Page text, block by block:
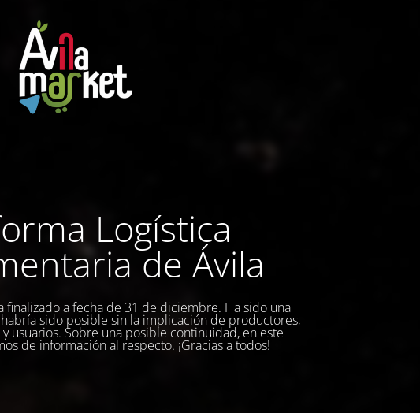
Logística
de Ávila
finalizado a fecha de 31 de diciembre. Ha sido una
sido posible sin la implicación de productores,
usuarios. Sobre una posible continuidad, en este
de información al respecto. ¡Gracias a todos!